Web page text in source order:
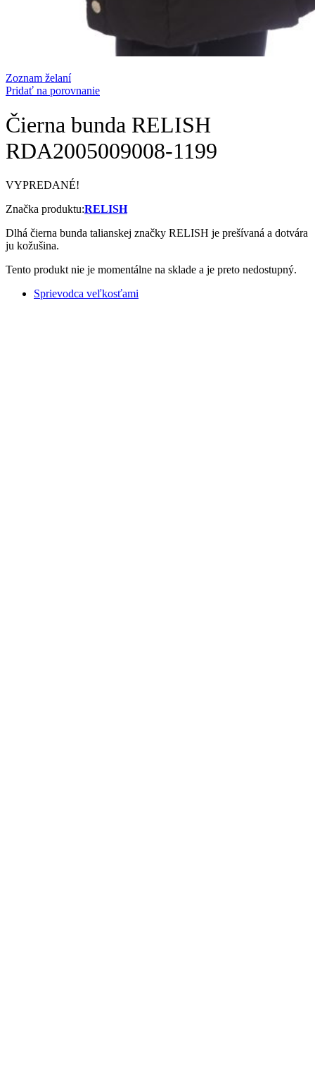
Zoznam želaní
Pridať na porovnanie
Čierna bunda RELISH
RDA2005009008-1199
VYPREDANÉ!
Značka produktu:RELISH
Dlhá čierna bunda talianskej značky RELISH je prešívaná a dotvára
ju kožušina.
Tento produkt nie je momentálne na sklade a je preto nedostupný.
Sprievodca veľkosťami